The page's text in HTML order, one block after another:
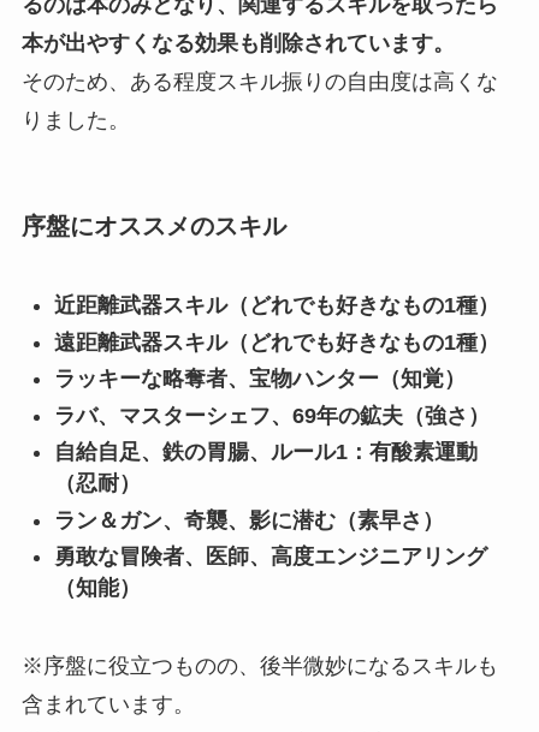
本が出やすくなる効果も削除されています。
そのため、ある程度スキル振りの自由度は高くな
りました。
序盤にオススメのスキル
近距離武器スキル（どれでも好きなもの1種）
遠距離武器スキル（どれでも好きなもの1種）
ラッキーな略奪者、宝物ハンター（知覚）
ラバ、マスターシェフ、69年の鉱夫（強さ）
自給自足、鉄の胃腸、ルール1：有酸素運動
（忍耐）
ラン＆ガン、奇襲、影に潜む（素早さ）
勇敢な冒険者、医師、高度エンジニアリング
（知能）
※序盤に役立つものの、後半微妙になるスキルも
含まれています。